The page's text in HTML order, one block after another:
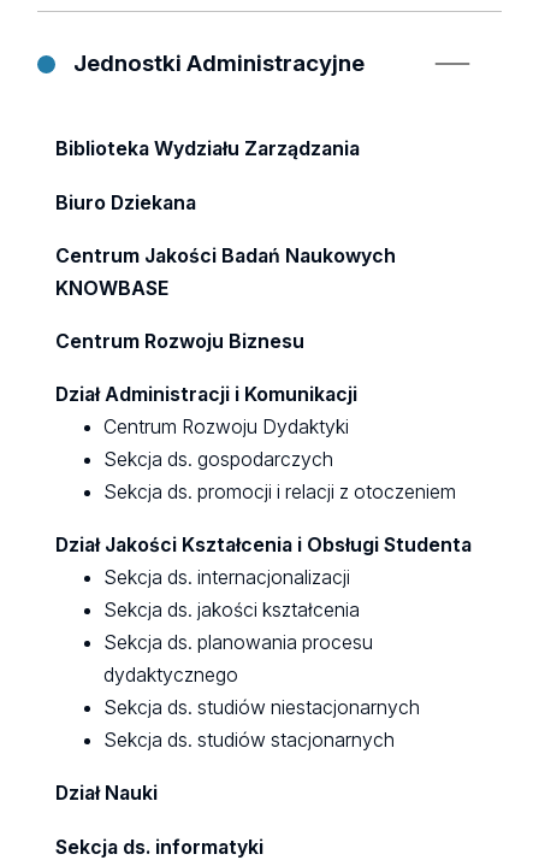
Jednostki Administracyjne
Biblioteka Wydziału Zarządzania
Biuro Dziekana
Centrum Jakości Badań Naukowych
KNOWBASE
Centrum Rozwoju Biznesu
Dział Administracji i Komunikacji
Centrum Rozwoju Dydaktyki
Sekcja ds. gospodarczych
Sekcja ds. promocji i relacji z otoczeniem
Dział Jakości Kształcenia i Obsługi Studenta
Sekcja ds. internacjonalizacji
Sekcja ds. jakości kształcenia
Sekcja ds. planowania procesu
dydaktycznego
Sekcja ds. studiów niestacjonarnych
Sekcja ds. studiów stacjonarnych
Dział Nauki
Sekcja ds. informatyki